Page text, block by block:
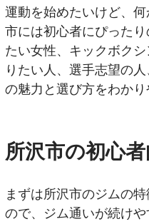
運動を始めたいけど、
市には初心者にぴった
たい女性、キックボク
りたい人、選手志望の
の魅力と選び方をわかり
所沢市の初心
まずは所沢市のジムの
ので、ジム通いが続け